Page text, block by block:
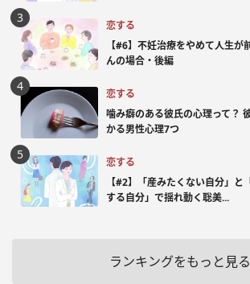
恋する
【#6】不妊治療をやめて人生が
んの場合・後編
恋する
噛み癖のある彼氏の心理って？
かる男性心理7つ
恋する
【#2】「産みたくない自分」
する自分」で揺れ動く聡美...
ランキングをもっと見る